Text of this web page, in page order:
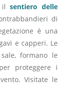
ilsentiero delle
di
è una
e capperi. Le
formano le
proteggere i
Visitate le